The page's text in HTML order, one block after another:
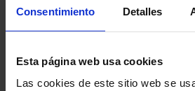
Consentimiento Detalles
Esta página web usa cookies
Las cookies de este sitio web se
28050 Madrid